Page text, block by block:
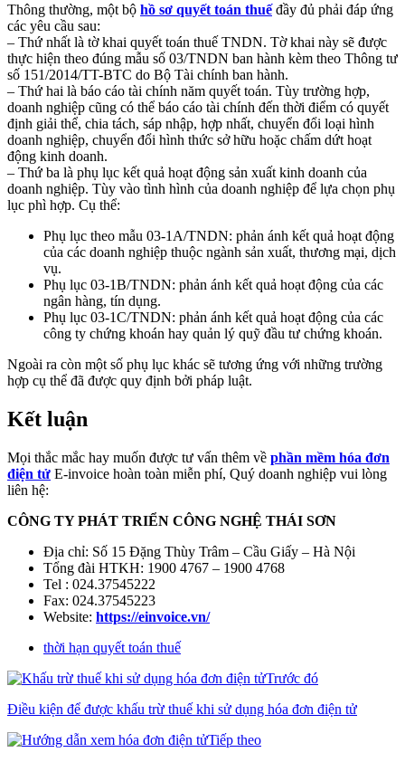
Thông thường, một bộ hồ sơ quyết toán thuếđầy đủ phải đáp ứng
các yêu cầu sau:
– Thứ nhất là tờ khai quyết toán thuế TNDN. Tờ khai này sẽ được
thực hiện theo đúng mẫu số 03/TNDN ban hành kèm theo Thông tư
số 151/2014/TT-BTC do Bộ Tài chính ban hành.
– Thứ hai là báo cáo tài chính năm quyết toán. Tùy trường hợp,
doanh nghiệp cũng có thể báo cáo tài chính đến thời điểm có quyết
định giải thể, chia tách, sáp nhập, hợp nhất, chuyển đổi loại hình
doanh nghiệp, chuyển đổi hình thức sở hữu hoặc chấm dứt hoạt
động kinh doanh.
– Thứ ba là phụ lục kết quả hoạt động sản xuất kinh doanh của
doanh nghiệp. Tùy vào tình hình của doanh nghiệp để lựa chọn phụ
lục phì hợp. Cụ thể:
Phụ lục theo mẫu 03-1A/TNDN: phản ánh kết quả hoạt động
của các doanh nghiệp thuộc ngành sản xuất, thương mại, dịch
vụ.
Phụ lục 03-1B/TNDN: phản ánh kết quả hoạt động của các
ngân hàng, tín dụng.
Phụ lục 03-1C/TNDN: phản ánh kết quả hoạt động của các
công ty chứng khoán hay quản lý quỹ đầu tư chứng khoán.
Ngoài ra còn một số phụ lục khác sẽ tương ứng với những trường
hợp cụ thể đã được quy định bởi pháp luật.
Kết luận
Mọi thắc mắc hay muốn được tư vấn thêm về phần mềm hóa đơn
điện tử E-invoice hoàn toàn miễn phí, Quý doanh nghiệp vui lòng
liên hệ:
CÔNG TY PHÁT TRIỂN CÔNG NGHỆ THÁI SƠN
Địa chỉ: Số 15 Đặng Thùy Trâm – Cầu Giấy – Hà Nội
Tổng đài HTKH: 1900 4767 – 1900 4768
Tel : 024.37545222
Fax: 024.37545223
Website: https://einvoice.vn/
thời hạn quyết toán thuế
Trước đó
Điều kiện để được khấu trừ thuế khi sử dụng hóa đơn điện tử
Tiếp theo